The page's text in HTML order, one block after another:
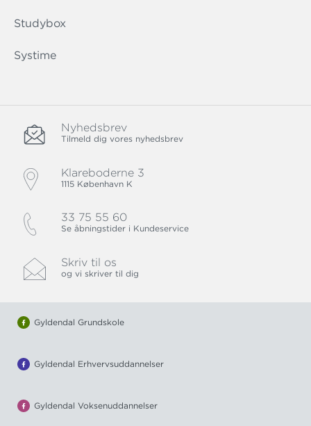
Studybox
Systime
Nyhedsbrev
Tilmeld dig vores nyhedsbrev
Klareboderne 3
1115 København K
33 75 55 60
Se åbningstider i Kundeservice
Skriv til os
og vi skriver til dig
Gyldendal Grundskole
Gyldendal Erhvervsuddannelser
Gyldendal Voksenuddannelser